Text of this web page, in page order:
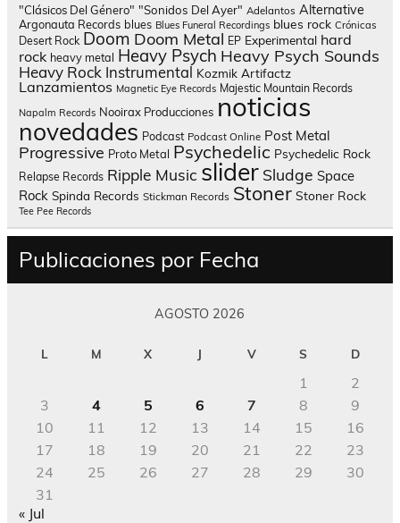
"Clásicos Del Género" "Sonidos Del Ayer" Adelantos Alternative
Argonauta Records blues Blues Funeral Recordings blues rock Crónicas
Desert Rock Doom Doom Metal EP Experimental hard
rock heavy metal Heavy Psych Heavy Psych Sounds
Heavy Rock Instrumental Kozmik Artifactz
Lanzamientos Magnetic Eye Records Majestic Mountain Records
Napalm Records Nooirax Producciones noticias
novedades Podcast Podcast Online Post Metal
Progressive Proto Metal Psychedelic Psychedelic Rock
Relapse Records Ripple Music slider Sludge Space
Rock Spinda Records Stickman Records Stoner Stoner Rock
Tee Pee Records
Publicaciones por Fecha
AGOSTO 2026
L M X J V S D
1
2
3
4 5 6 7 8
9
10
11 12 13 14 15
16
17
18 19 20 21 22
23
24
25 26 27 28 29
30
31
« Jul